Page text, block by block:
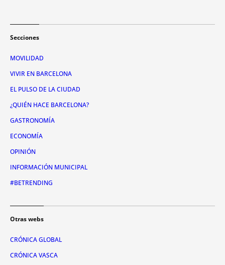
Secciones
MOVILIDAD
VIVIR EN BARCELONA
EL PULSO DE LA CIUDAD
¿QUIÉN HACE BARCELONA?
GASTRONOMÍA
ECONOMÍA
OPINIÓN
INFORMACIÓN MUNICIPAL
#BETRENDING
Otras webs
CRÓNICA GLOBAL
CRÓNICA VASCA